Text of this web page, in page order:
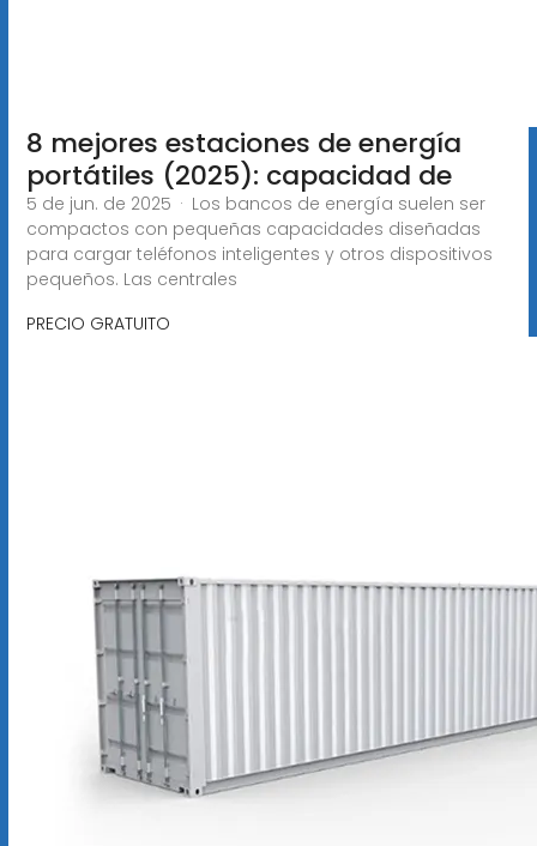
8 mejores estaciones de energía
portátiles (2025): capacidad de
5 de jun. de 2025 · Los bancos de energía suelen ser
compactos con pequeñas capacidades diseñadas
para cargar teléfonos inteligentes y otros dispositivos
pequeños. Las centrales
PRECIO GRATUITO